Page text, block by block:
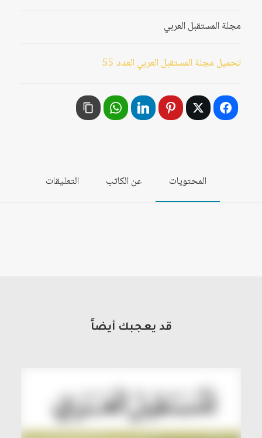
مجلة المستقبل العربي
تحميل مجلة المستقبل العربي العدد 55
المحتويات عن الكاتب التعليقات
قد يعجبك أيضاً